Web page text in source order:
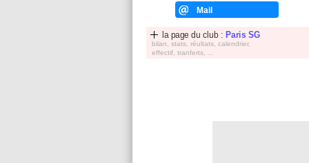
Mail
la page du club : Paris SG
bilan, stats, réultats, calendrier,
effectif, tranferts, ...